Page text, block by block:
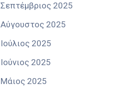
Σεπτέμβριος 2025
Αύγουστος 2025
Ιούλιος 2025
Ιούνιος 2025
Μάιος 2025